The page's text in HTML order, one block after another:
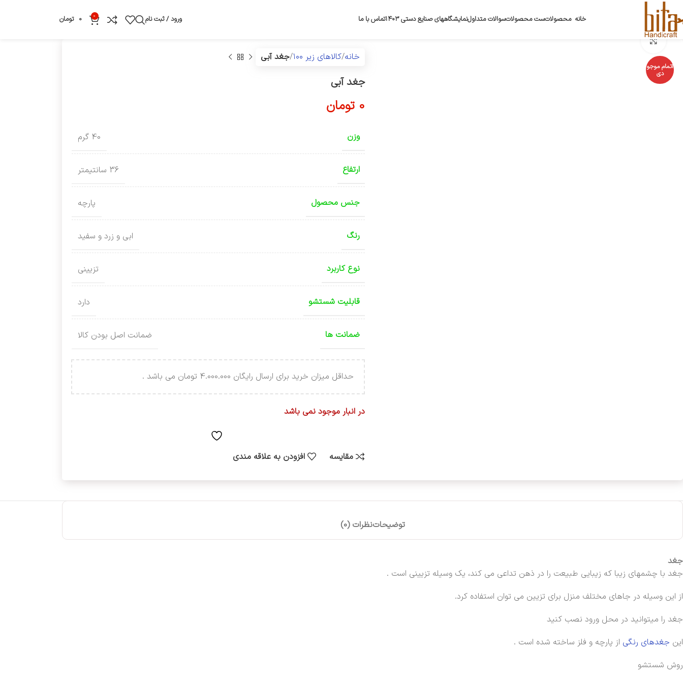
خانه محصولاتست محصولاتسوالات متداولنمایشگاههای صنایع دستی ۱۴۰۳ تماس با ما ورود / ثبت نام 0
0 تومان
اتمام موجو
دی
خانه کالاهای زیر ۱۰۰ جغد آبی
جغد آبی
0 تومان
وزن 40 گرم
ارتفاع 36 سانتیمتر
جنس محصول پارچه
رنگ ابی و زرد و سفید
نوع کاربرد تزیینی
قابلیت شستشو دارد
ضمانت ها ضمانت اصل بودن کالا
حداقل میزان خرید برای ارسال رایگان 4.000.000 تومان می باشد .
در انبار موجود نمی باشد
مقایسه افزودن به علاقه مندی
توضیحاتنظرات (0)
جغد
جغد با چشمهای زیبا که زیبایی طبیعت را در ذهن تداعی می کند، یک وسیله تزیینی است .
از این وسیله در جاهای مختلف منزل برای تزیین می توان استفاده کرد.
جغد را میتوانید در محل ورود نصب کنید
این جغدهای رنگی از پارچه و فلز ساخته شده است .
روش شستشو